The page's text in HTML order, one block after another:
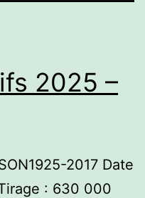
2025 –
2017 Date
: 630 000